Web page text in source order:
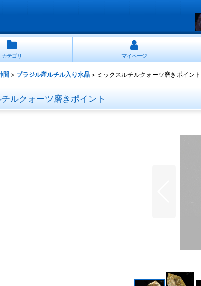
カテゴリ マイページ
間 > ブラジル産ルチル入り水晶 > ミックスルチルクォーツ磨きポイント
ルクォーツ磨きポイント